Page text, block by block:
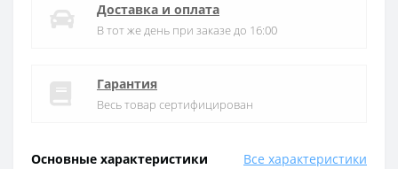
Основные характеристики Все характеристики
Доставка и оплата
В тот же день при заказе до 16:00
Гарантия
Весь товар сертифицирован